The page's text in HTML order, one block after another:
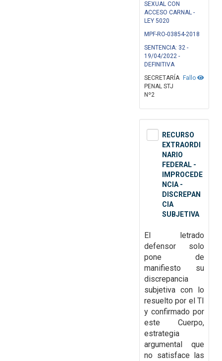
SEXUAL CON
ACCESO CARNAL -
LEY 5020
MPF-RO-03854-2018
SENTENCIA: 32 -
19/04/2022 -
DEFINITIVA
Fallo
SECRETARÍA
PENAL STJ
Nº2
RECURSO
EXTRAORDI
NARIO
FEDERAL -
IMPROCEDE
NCIA -
DISCREPAN
CIA
SUBJETIVA
El letrado
defensor solo
pone de
manifiesto su
discrepancia
subjetiva con lo
resuelto por el TI
y confirmado por
este Cuerpo,
estrategia
argumental que
no satisface las